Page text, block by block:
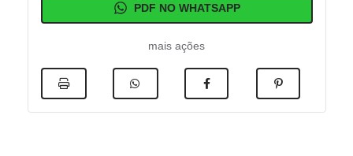
PDF NO WHATSAPP
mais ações